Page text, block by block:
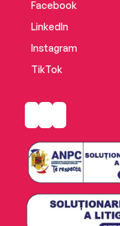
Facebook
LinkedIn
Instagram
TikTok